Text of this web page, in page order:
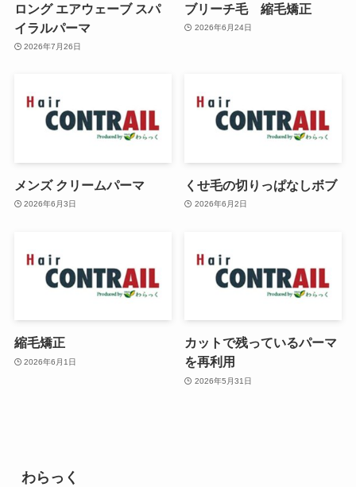
ロング エアウェーブ スパ
イラルパーマ
2026年7月26日
ブリーチ毛 縮毛矯正
2026年6月24日
メンズ クリームパーマ
2026年6月3日
くせ毛の切りっぱなしボブ
2026年6月2日
縮毛矯正
2026年6月1日
カットで残っているパーマ
を再利用
2026年5月31日
わらっく